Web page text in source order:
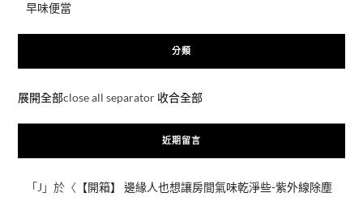
早味便當
分類
展開全部close all separator 收合全部
近期留言
「J 」於〈 【開箱】 邊緣人也想讓房間氣味乾淨些-紫外線除塵